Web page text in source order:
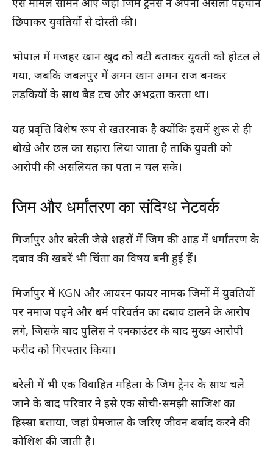
ऐसे मामले सामने आए जहां जिम ट्रेनर्स ने अपनी असली पहचान
छिपाकर युवतियों से दोस्ती की।
भोपाल में मजहर खान खुद को बंटी बताकर युवती को होटल ले
गया, जबकि जबलपुर में अमन खान अमन राज बनकर
लड़कियों के साथ बैड टच और अभद्रता करता था।
यह प्रवृत्ति विशेष रूप से खतरनाक है क्योंकि इसमें शुरू से ही
धोखे और छल का सहारा लिया जाता है ताकि युवती को
आरोपी की असलियत का पता न चल सके।
जिम और धर्मांतरण का संदिग्ध नेटवर्क
मिर्जापुर और बरेली जैसे शहरों में जिम की आड़ में धर्मांतरण के
दबाव की खबरें भी चिंता का विषय बनी हुई हैं।
मिर्जापुर में KGN और आयरन फायर नामक जिमों में युवतियों
पर नमाज पढ़ने और धर्म परिवर्तन का दबाव डालने के आरोप
लगे, जिसके बाद पुलिस ने एनकाउंटर के बाद मुख्य आरोपी
फरीद को गिरफ्तार किया।
बरेली में भी एक विवाहित महिला के जिम ट्रेनर के साथ चले
जाने के बाद परिवार ने इसे एक सोची-समझी साजिश का
हिस्सा बताया, जहां प्रेमजाल के जरिए जीवन बर्बाद करने की
कोशिश की जाती है।